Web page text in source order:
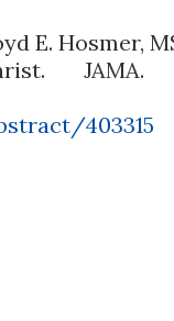
E. Hosmer,
403315